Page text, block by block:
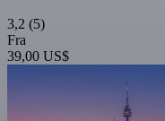
3,2 (5)
Fra
39,00 US$